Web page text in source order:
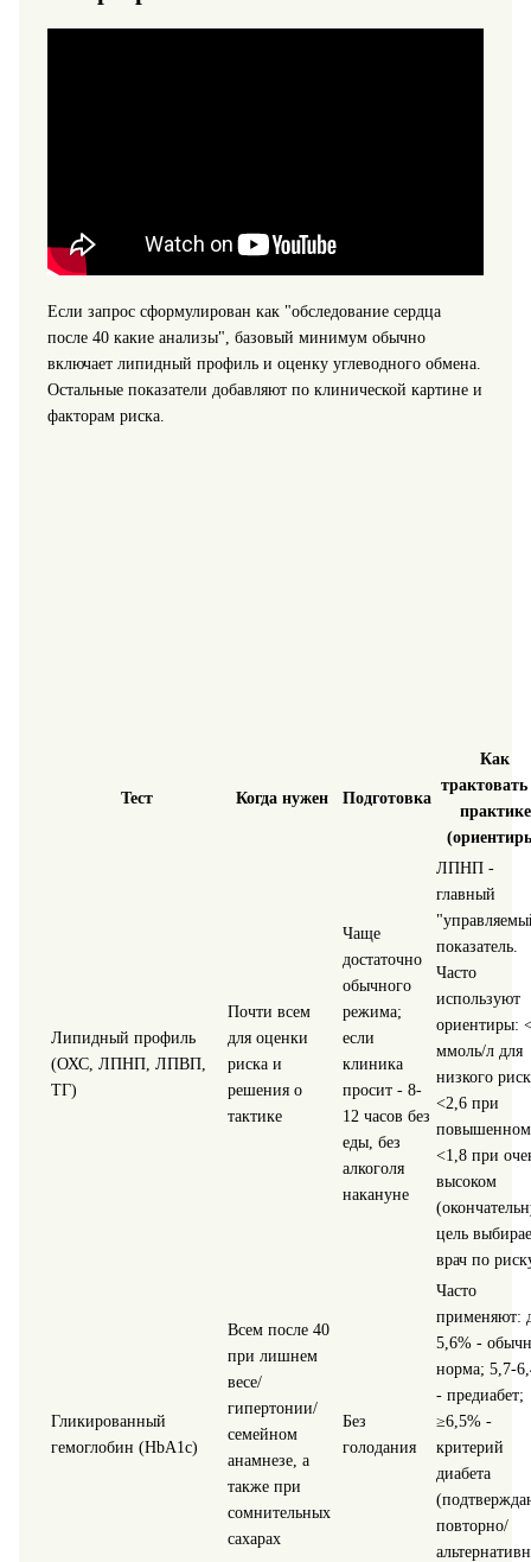
Если запрос сформулирован как "обследование сердца
после 40 какие анализы", базовый минимум обычно
включает липидный профиль и оценку углеводного обмена.
Остальные показатели добавляют по клинической картине и
факторам риска.
Тест Когда нужен Подготовка
Как
трактовать
практике
Липидный профиль
(ОХС, ЛПНП, ЛПВП,
ТГ)
Почти всем
для оценки
риска и
решения о
тактике
Чаще
достаточно
обычного
режима;
если
клиника
просит - 8-
12 часов без
еды, без
алкоголя
накануне
ЛПНП -
главный
показатель.
Часто
используют
ориентиры:
ммоль/л для
низкого
<2,6 при
<1,8 при
высоком
цель
врач по
Гликированный
гемоглобин (HbA1c)
Всем после 40
при лишнем
весе/
гипертонии/
семейном
анамнезе, а
также при
сомнительных
сахарах
Без
голодания
Часто
применяют:
5,6% -
норма; 5,7-
- предиабет;
≥6,5% -
критерий
диабета
повторно/